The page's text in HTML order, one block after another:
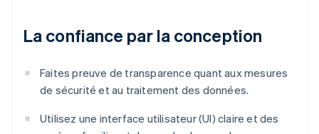
La confiance par la conception
Faites preuve de transparence quant aux mesures
de sécurité et au traitement des données.
Utilisez une interface utilisateur (UI) claire et des